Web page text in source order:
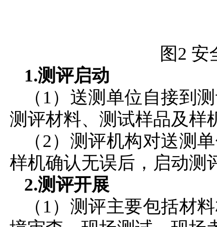
图2 安
1.测评启动
（1）送测单位自接到
测评材料、测试样品及样
（2）测评机构对送测
样机确认无误后，启动测
2.测评开展
（1）测评主要包括材